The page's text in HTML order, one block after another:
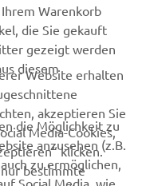
und vielem mehr.
Warenkorb
die Sie gekauft
gezeigt werden
diesem
die Möglichkeit zu
anzusehen (z.B.
zu ermöglichen,
Social Media, wie
Website erhalten
akzeptieren Sie
Media-Cookies,
klicken.
bestimmte